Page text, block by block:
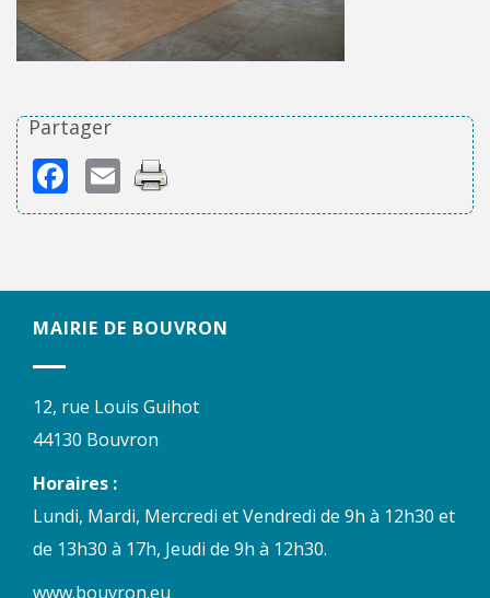
Partager
Facebook
Email
MAIRIE DE BOUVRON
12, rue Louis Guihot
44130 Bouvron
Horaires :
Lundi, Mardi, Mercredi et Vendredi de 9h à 12h30 et
de 13h30 à 17h, Jeudi de 9h à 12h30.
www.bouvron.eu